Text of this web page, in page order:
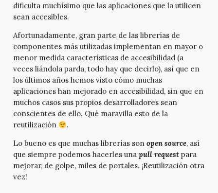
dificulta muchísimo que las aplicaciones que la utilicen
sean accesibles.
Afortunadamente, gran parte de las librerías de
componentes más utilizadas implementan en mayor o
menor medida características de accesibilidad (a
veces liándola parda, todo hay que decirlo), así que en
los últimos años hemos visto cómo muchas
aplicaciones han mejorado en accesibilidad, sin que en
muchos casos sus propios desarrolladores sean
conscientes de ello. Qué maravilla esto de la
reutilización
.
Lo bueno es que muchas librerías son open source, así
que siempre podemos hacerles una pull requestpara
mejorar, de golpe, miles de portales. ¡Reutilización otra
vez!